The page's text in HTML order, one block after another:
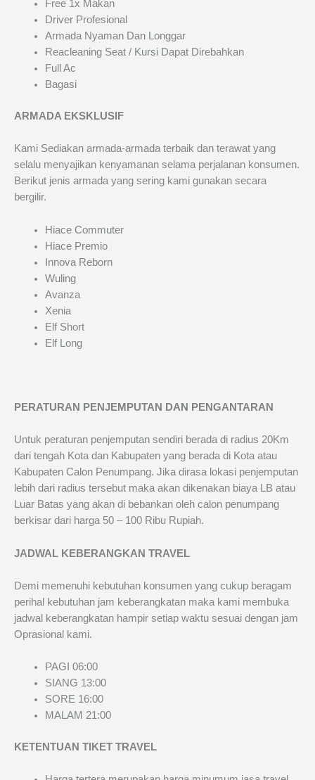
Free 1x Makan
Driver Profesional
Armada Nyaman Dan Longgar
Reacleaning Seat / Kursi Dapat Direbahkan
Full Ac
Bagasi
ARMADA EKSKLUSIF
Kami Sediakan armada-armada terbaik dan terawat yang
selalu menyajikan kenyamanan selama perjalanan konsumen.
Berikut jenis armada yang sering kami gunakan secara
bergilir.
Hiace Commuter
Hiace Premio
Innova Reborn
Wuling
Avanza
Xenia
Elf Short
Elf Long
PERATURAN PENJEMPUTAN DAN PENGANTARAN
Untuk peraturan penjemputan sendiri berada di radius 20Km
dari tengah Kota dan Kabupaten yang berada di Kota atau
Kabupaten Calon Penumpang. Jika dirasa lokasi penjemputan
lebih dari radius tersebut maka akan dikenakan biaya LB atau
Luar Batas yang akan di bebankan oleh calon penumpang
berkisar dari harga 50 – 100 Ribu Rupiah.
JADWAL KEBERANGKAN TRAVEL
Demi memenuhi kebutuhan konsumen yang cukup beragam
perihal kebutuhan jam keberangkatan maka kami membuka
jadwal keberangkatan hampir setiap waktu sesuai dengan jam
Oprasional kami.
PAGI 06:00
SIANG 13:00
SORE 16:00
MALAM 21:00
KETENTUAN TIKET TRAVEL